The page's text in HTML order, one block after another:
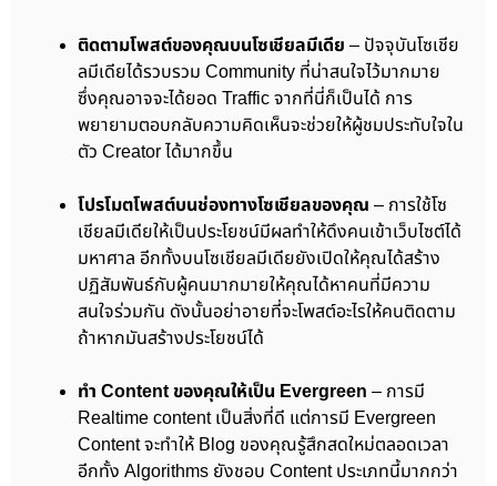
ติดตามโพสต์ของคุณบนโซเชียลมีเดีย – ปัจจุบันโซเชีย
ลมีเดียได้รวบรวม Community ที่น่าสนใจไว้มากมาย
ซึ่งคุณอาจจะได้ยอด Traffic จากที่นี่ก็เป็นได้ การ
พยายามตอบกลับความคิดเห็นจะช่วยให้ผู้ชมประทับใจใน
ตัว Creator ได้มากขึ้น
โปรโมตโพสต์บนช่องทางโซเชียลของคุณ – การใช้โซ
เชียลมีเดียให้เป็นประโยชน์มีผลทำให้ดึงคนเข้าเว็บไซต์ได้
มหาศาล อีกทั้งบนโซเชียลมีเดียยังเปิดให้คุณได้สร้าง
ปฏิสัมพันธ์กับผู้คนมากมายให้คุณได้หาคนที่มีความ
สนใจร่วมกัน ดังนั้นอย่าอายที่จะโพสต์อะไรให้คนติดตาม
ถ้าหากมันสร้างประโยชน์ได้
ทำ Content ของคุณให้เป็น Evergreen – การมี
Realtime content เป็นสิ่งที่ดี แต่การมี Evergreen
Content จะทำให้ Blog ของคุณรู้สึกสดใหม่ตลอดเวลา
อีกทั้ง Algorithms ยังชอบ Content ประเภทนี้มากกว่า